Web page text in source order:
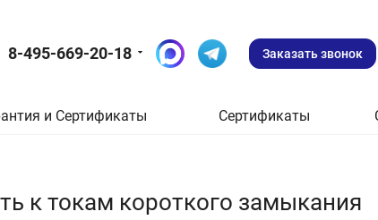
8-495-669-20-18 Заказать звонок
и Сертификаты Сертификаты
к токам короткого замыкания